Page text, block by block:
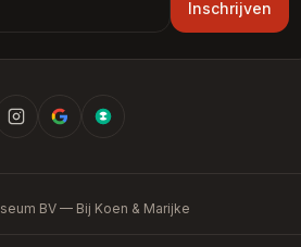
Inschrijven
BV — Bij Koen & Marijke